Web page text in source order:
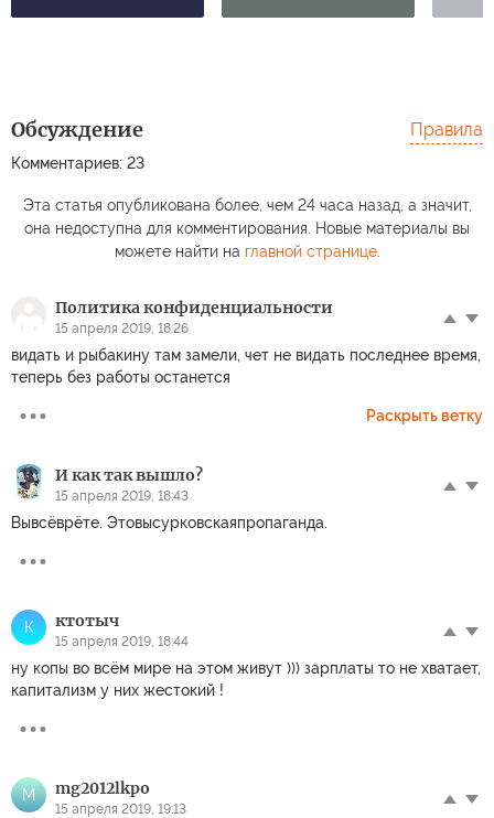
Обсуждение
Комментариев: 23
Правила
Эта статья опубликована более, чем 24 часа назад, а значит,
она недоступна для комментирования. Новые материалы вы
можете найти на главной странице.
Политика конфиденциальности
15 апреля 2019, 18:26
видать и рыбакину там замели, чет не видать последнее время,
теперь без работы останется
Раскрыть ветку
И как так вышло?
15 апреля 2019, 18:43
Вывсёврёте. Этовысурковскаяпропаганда.
К ктотыч
15 апреля 2019, 18:44
ну копы во всём мире на этом живут ))) зарплаты то не хватает,
капитализм у них жестокий !
M mg2012lkpo
15 апреля 2019, 19:13